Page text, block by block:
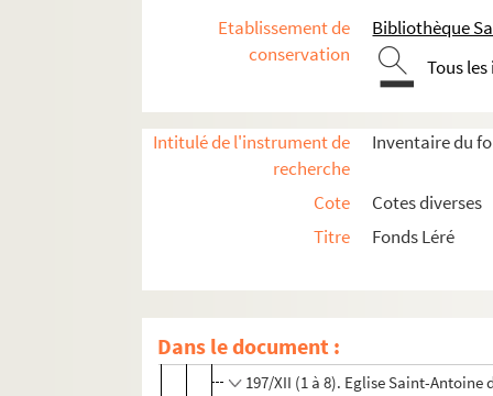
Etablissement de
conservation
Bibliothèque
Tous
Intitulé de l'instrument de
recherche
Inventaire du
Cote
Cotes diverses
Titre
Fonds Léré
Dans le document :
Géologie et hydrologie
Mycologie
Métiers
Histoire et description de la région
197/XI (1 à 8). Eglise Saint-
197/XII (1 à 8). Eglise Saint-Antoine